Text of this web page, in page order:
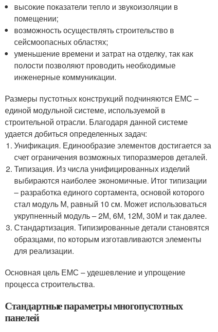
высокие показатели тепло и звукоизоляции в
помещении;
возможность осуществлять строительство в
сейсмоопасных областях;
уменьшение времени и затрат на отделку, так как
полости позволяют проводить необходимые
инженерные коммуникации.
Размеры пустотных конструкций подчиняются ЕМС –
единой модульной системе, используемой в
строительной отрасли. Благодаря данной системе
удается добиться определенных задач:
Унификация. Единообразие элементов достигается за
счет ограничения возможных типоразмеров деталей.
Типизация. Из числа унифицированных изделий
выбираются наиболее экономичные. Итог типизации
– разработка единого сортамента, основой которого
стал модуль М, равный 10 см. Может использоваться
укрупненный модуль – 2М, 6М, 12М, 30М и так далее.
Стандартизация. Типизированные детали становятся
образцами, по которым изготавливаются элементы
для реализации.
Основная цель ЕМС – удешевление и упрощение
процесса строительства.
Стандартные параметры многопустотных
панелей